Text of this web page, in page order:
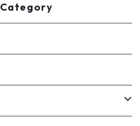
Category